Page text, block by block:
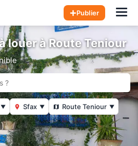
Publier
louer à Route Teniour
▼ Sfax ▼ Route Teniour ▼